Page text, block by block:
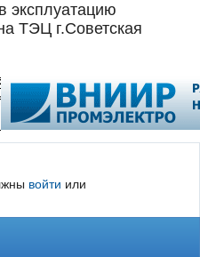
эксплуатацию
ТЭЦ г.Советская
войти или